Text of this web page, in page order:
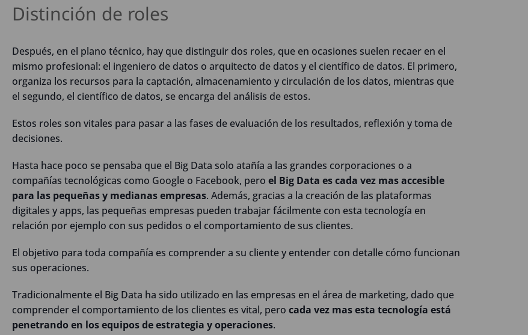
Distinción de roles
Después, en el plano técnico, hay que distinguir dos roles, que en ocasiones suelen recaer en el
mismo profesional: el ingeniero de datos o arquitecto de datos y el científico de datos. El primero,
organiza los recursos para la captación, almacenamiento y circulación de los datos, mientras que
el segundo, el científico de datos, se encarga del análisis de estos.
Estos roles son vitales para pasar a las fases de evaluación de los resultados, reflexión y toma de
decisiones.
Hasta hace poco se pensaba que el Big Data solo atañía a las grandes corporaciones o a
compañías tecnológicas como Google o Facebook, pero el Big Data es cada vez mas accesible
para las pequeñas y medianas empresas. Además, gracias a la creación de las plataformas
digitales y apps, las pequeñas empresas pueden trabajar fácilmente con esta tecnología en
relación por ejemplo con sus pedidos o el comportamiento de sus clientes.
El objetivo para toda compañía es comprender a su cliente y entender con detalle cómo funcionan
sus operaciones.
Tradicionalmente el Big Data ha sido utilizado en las empresas en el área de marketing, dado que
comprender el comportamiento de los clientes es vital, pero cada vez mas esta tecnología está
penetrando en los equipos de estrategia y operaciones.